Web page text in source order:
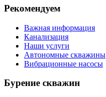
Рекомендуем
Важная информация
Канализация
Наши услуги
Автономные скважины
Вибрационные насосы
Бурение скважин